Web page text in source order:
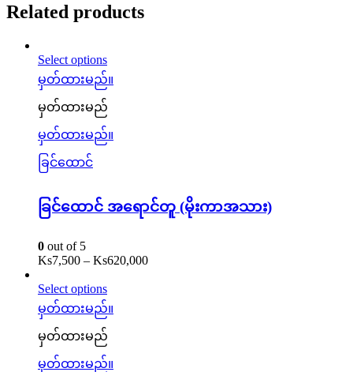
Related products
Select options
မှတ်ထားမည်။
မှတ်ထားမည်
မှတ်ထားမည်။
ခြင်ထောင်
ခြင်ထောင် အရောင်တူ (မိုးကာအသား)
0 out of 5
Ks7,500 – Ks620,000
Select options
မှတ်ထားမည်။
မှတ်ထားမည်
မှတ်ထားမည်။